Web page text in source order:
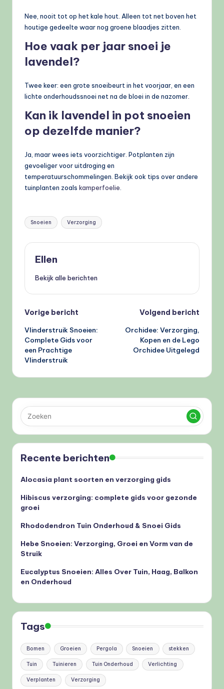
Nee, nooit tot op het kale hout. Alleen tot net boven het
houtige gedeelte waar nog groene blaadjes zitten.
Hoe vaak per jaar snoei je
lavendel?
Twee keer: een grote snoeibeurt in het voorjaar, en een
lichte onderhoudssnoei net na de bloei in de nazomer.
Kan ik lavendel in pot snoeien
op dezelfde manier?
Ja, maar wees iets voorzichtiger. Potplanten zijn
gevoeliger voor uitdroging en
temperatuurschommelingen. Bekijk ook tips over andere
tuinplanten zoals kamperfoelie
Tags:
Snoeien Verzorging
Ellen
Bekijk alle berichten
Bericht
navigatie
Vorige bericht
Vlinderstruik Snoeien:
Complete Gids voor
een Prachtige
Vlinderstruik
Volgend bericht
Orchidee: Verzorging,
Kopen en de Lego
Orchidee Uitgelegd
Recente berichten
Alocasia plant soorten en verzorging gids
Hibiscus verzorging: complete gids voor gezonde
groei
Rhododendron Tuin Onderhoud & Snoei Gids
Hebe Snoeien: Verzorging, Groei en Vorm van de
Struik
Eucalyptus Snoeien: Alles Over Tuin, Haag, Balkon
en Onderhoud
Tags
Bomen Groeien Pergola Snoeien stekken
Tuin Tuinieren Tuin Onderhoud Verlichting
Verplanten Verzorging